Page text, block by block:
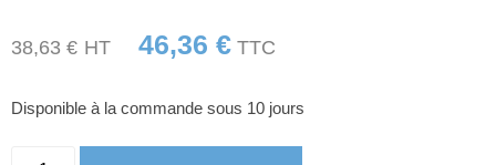
38,63 € HT 46,36 € TTC
Disponible à la commande sous 10 jours